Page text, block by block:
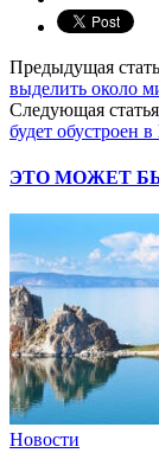
Предыдущая
выделить около
Следующая статья
будет обустроен
ЭТО МОЖЕТ
Новости